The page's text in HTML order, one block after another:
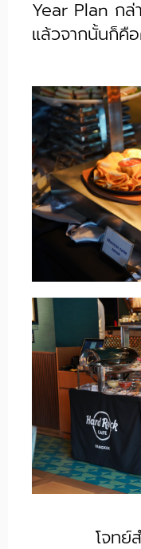
Year Plan ก
แล้วจากนั้นก็คื
โจทย์